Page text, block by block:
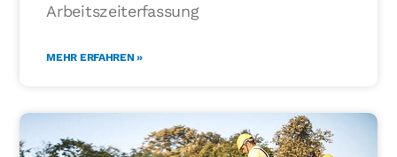
Arbeitszeiterfassung
MEHR ERFAHREN »